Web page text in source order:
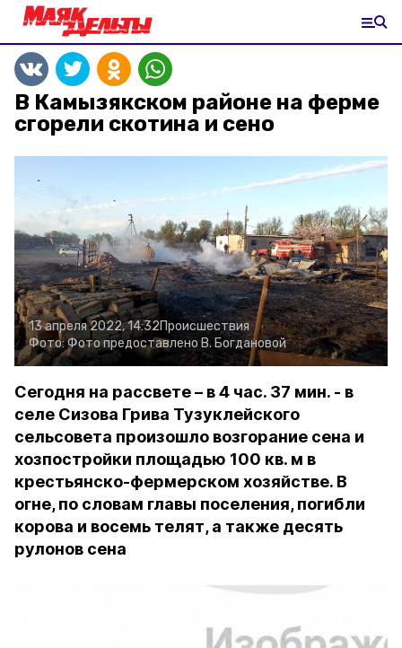
В Камызякском районе на ферме
сгорели скотина и сено
13 апреля 2022, 14:32Происшествия
Фото:Фото предоставлено В. Богдановой
Сегодня на рассвете – в 4 час. 37 мин. - в
селе Сизова Грива Тузуклейского
сельсовета произошло возгорание сена и
хозпостройки площадью 100 кв. м в
крестьянско-фермерском хозяйстве. В
огне, по словам главы поселения, погибли
корова и восемь телят, а также десять
рулонов сена